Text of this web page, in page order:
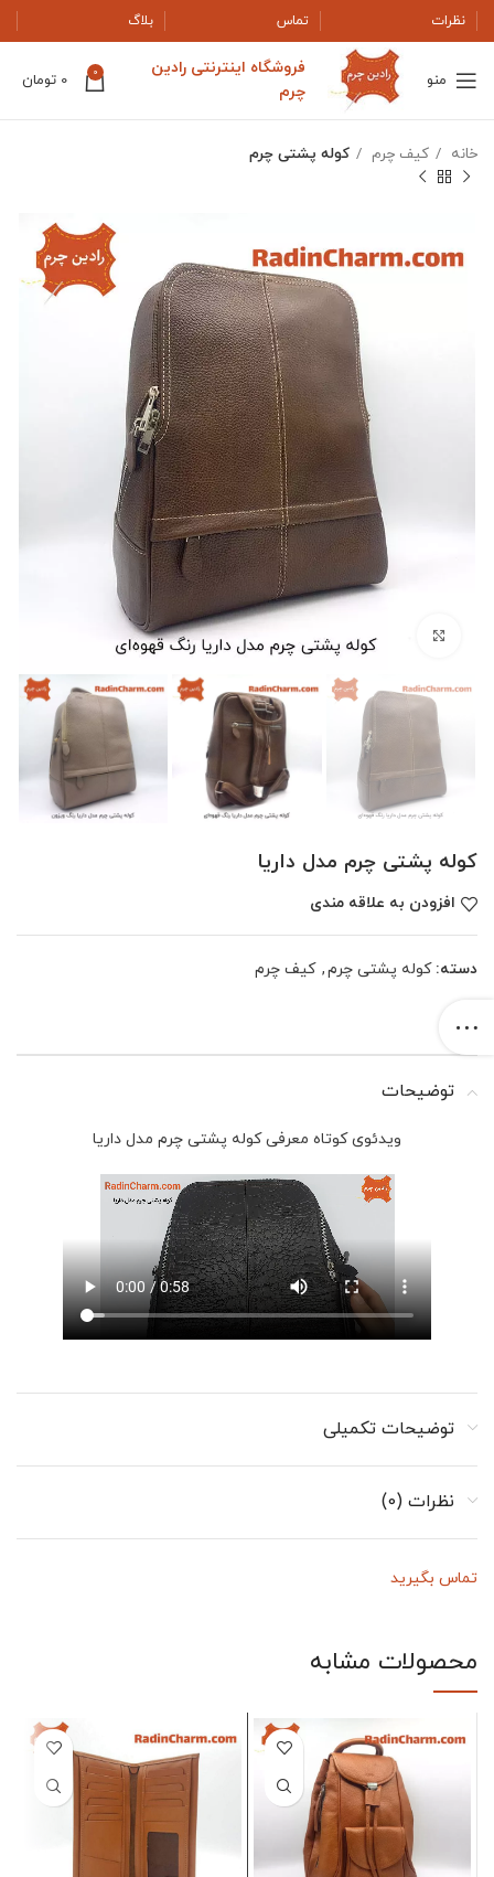
نظرات تماس بلاگ
منو
فروشگاه اینترنتی رادین
چرم
0
0 تومان
خانه کیف چرم کوله پشتی چرم
بزرگنمایی تصویر
کوله پشتی چرم مدل داریا
افزودن به علاقه مندی
دسته: کوله پشتی چرم, کیف چرم
توضیحات
ویدئوی کوتاه معرفی کوله پشتی چرم مدل داریا
توضیحات تکمیلی
نظرات (0)
تماس بگیرید
محصولات مشابه